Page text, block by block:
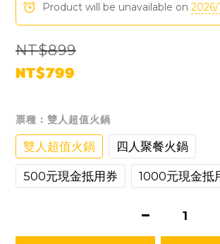
Product will be unavailable on 2026/
NT$899
NT$799
票種 : 雙人超值火鍋
雙人超值火鍋 四人聚餐火鍋
500元現金抵用券 1000元現金抵